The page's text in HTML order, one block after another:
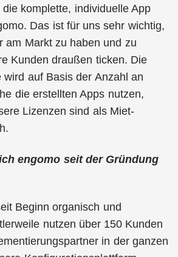
komplette, individuelle App
Das ist für uns sehr wichtig,
am Markt zu haben und zu
Kunden draußen ticken. Die
wird auf Basis der Anzahl an
die erstellten Apps nutzen,
Lizenzen sind als Miet-
engomo seit der Gründung
Beginn organisch und
nutzen über 150 Kunden
in der ganzen